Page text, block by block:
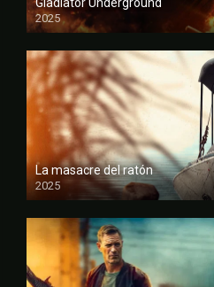
Gladiator Underground
2025
FULL HD
La masacre del ratón
2025
FULL HD